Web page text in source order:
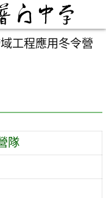
工程應用冬令營
隊